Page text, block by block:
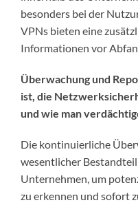
besonders bei der
VPNs bieten eine
Informationen vor
Überwachung und
ist, die
und wie man
Die kontinuierliche
wesentlicher
Unternehmen, um
zu erkennen und sofort